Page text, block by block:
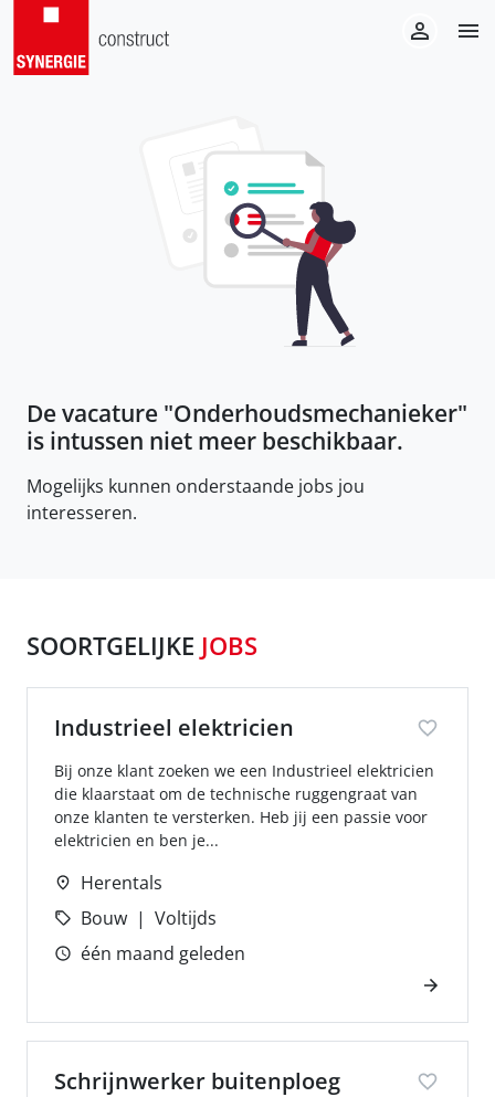
De vacature "Onderhoudsmechanieker"
is intussen niet meer beschikbaar.
Mogelijks kunnen onderstaande jobs jou
interesseren.
SOORTGELIJKE JOBS
Industrieel elektricien
Bij onze klant zoeken we een Industrieel elektricien
die klaarstaat om de technische ruggengraat van
onze klanten te versterken. Heb jij een passie voor
elektricien en ben je...
Herentals
Bouw
Voltijds
één maand geleden
Schrijnwerker buitenploeg